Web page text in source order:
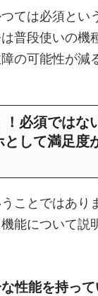
ては必須とい
普段使いの機
の可能性が減
！必須ではな
して満足度
ことではあり
能について説
性能を持って